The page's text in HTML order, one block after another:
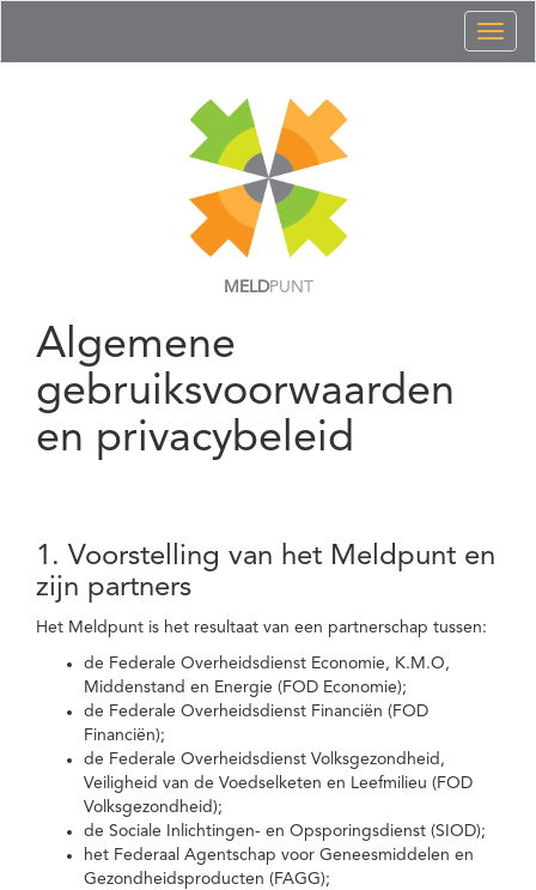
MELDPUNT
Algemene
gebruiksvoorwaarden
en privacybeleid
1. Voorstelling van het Meldpunt en
zijn partners
Het Meldpunt is het resultaat van een partnerschap tussen:
de Federale Overheidsdienst Economie, K.M.O,
Middenstand en Energie (FOD Economie);
de Federale Overheidsdienst Financiën (FOD
Financiën);
de Federale Overheidsdienst Volksgezondheid,
Veiligheid van de Voedselketen en Leefmilieu (FOD
Volksgezondheid);
de Sociale Inlichtingen- en Opsporingsdienst (SIOD);
het Federaal Agentschap voor Geneesmiddelen en
Gezondheidsproducten (FAGG);